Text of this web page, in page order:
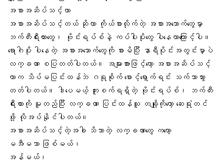
အစာအဆိပ်သင့်တာ
အစာအဆိပ်သင့်တယ်ဆိုတာ ကိုယ်စားလိုက်တဲ့ အစားအသောက်တွေမှာ
ဘက်တီးရီးယားတွေ ၊ ဗိုင်းရပ်စ်နဲ့ ကပ်ပါးပိုးတွေ ပါနေတာကြောင့်ပါ။
ရောဂါပိုး ပါနေတဲ့ အစားအသောက်တွေကို စားမိပြီး နာရီပိုင်းအတွင်းမှာပဲ
လက္ခဏာ စပြတတ်ပါတယ်။ အများအားဖြင့်တော့ အစာအဆိပ်သင့်
တာက သိပ်မပြင်းထန်ဘဲ ဂရုစိုက် စောင့်ရှောက်ရင်း သက်သာသွား
တတ်ပါတယ်။ ဒါပေမယ့် ကူးစက်ရရှိတဲ့ ဗိုင်းရပ်စ်၊ ဘက်တီး
ရီးယားကို မူတည်ပြီး လက္ခဏာ ပြင်းထန်သူ တချို့ကိုတော့ ဆေးရုံတင်
ဖို့ လိုအပ်နိုင်ပါတယ်။
အစာအဆိပ်သင့်တဲ့အခါ သိသာတဲ့ လက္ခဏာတွေ ကတော့
မအီမသာ ဖြစ်မယ်၊
အန်မယ်၊